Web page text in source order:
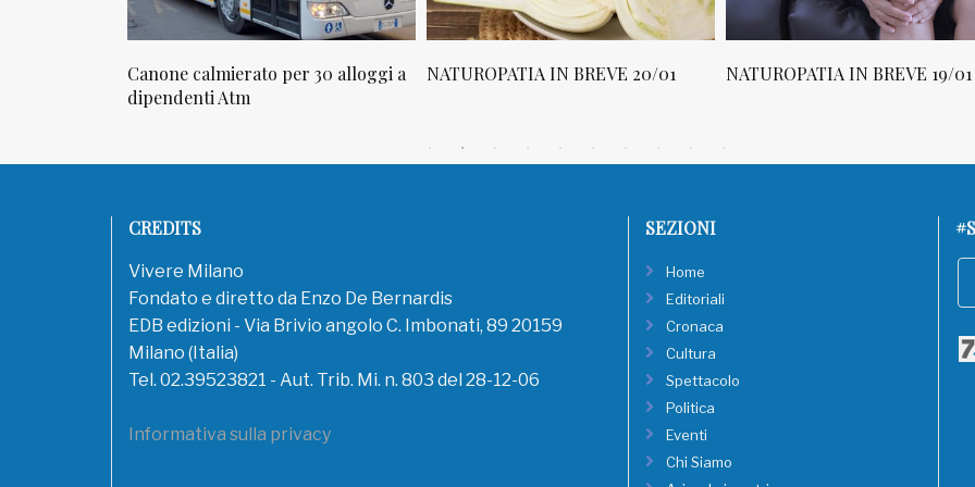
Canone calmierato per 30 alloggi a
dipendenti Atm
NATUROPATIA IN BREVE 20/01 NATUROPATIA IN BREVE 19/01
CREDITS
Vivere Milano
Fondato e diretto da Enzo De Bernardis
EDB edizioni - Via Brivio angolo C. Imbonati, 89 20159
Milano (Italia)
Tel. 02.39523821 - Aut. Trib. Mi. n. 803 del 28-12-06
Informativa sulla privacy
SEZIONI
Home
Editoriali
Cronaca
Cultura
Spettacolo
Politica
Eventi
Chi Siamo